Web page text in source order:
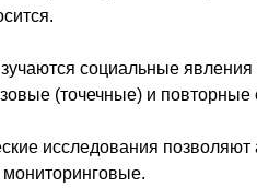
социальные явления
(точечные) и повторные
исследования